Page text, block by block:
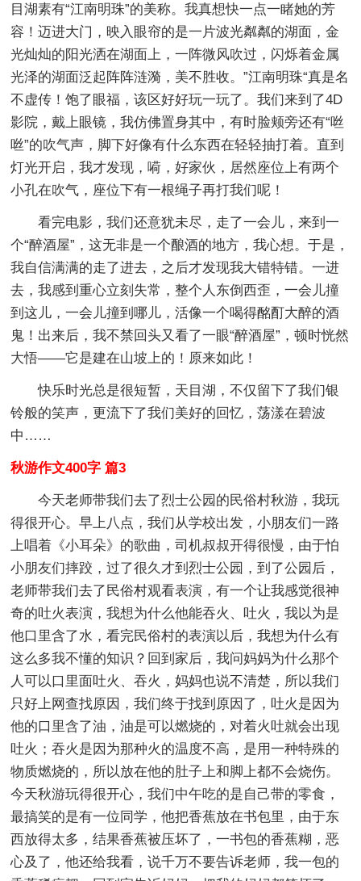
目湖素有“江南明珠”的美称。我真想快一点一睹她的芳
容！迈进大门，映入眼帘的是一片波光粼粼的湖面，金
光灿灿的阳光洒在湖面上，一阵微风吹过，闪烁着金属
光泽的湖面泛起阵阵涟漪，美不胜收。”江南明珠“真是名
不虚传！饱了眼福，该区好好玩一玩了。我们来到了4D
影院，戴上眼镜，我仿佛置身其中，有时脸颊旁还有“咝
咝”的吹气声，脚下好像有什么东西在轻轻抽打着。直到
灯光开启，我才发现，嗬，好家伙，居然座位上有两个
小孔在吹气，座位下有一根绳子再打我们呢！
看完电影，我们还意犹未尽，走了一会儿，来到一
个“醉酒屋”，这无非是一个酿酒的地方，我心想。于是，
我自信满满的走了进去，之后才发现我大错特错。一进
去，我感到重心立刻失常，整个人东倒西歪，一会儿撞
到这儿，一会儿撞到哪儿，活像一个喝得酩酊大醉的酒
鬼！出来后，我不禁回头又看了一眼“醉酒屋”，顿时恍然
大悟——它是建在山坡上的！原来如此！
快乐时光总是很短暂，天目湖，不仅留下了我们银
铃般的笑声，更流下了我们美好的回忆，荡漾在碧波
中……
秋游作文400字 篇3
今天老师带我们去了烈士公园的民俗村秋游，我玩
得很开心。早上八点，我们从学校出发，小朋友们一路
上唱着《小耳朵》的歌曲，司机叔叔开得很慢，由于怕
小朋友们摔跤，过了很久才到烈士公园，到了公园后，
老师带我们去了民俗村观看表演，有一个让我感觉很神
奇的吐火表演，我想为什么他能吞火、吐火，我以为是
他口里含了水，看完民俗村的表演以后，我想为什么有
这么多我不懂的知识？回到家后，我问妈妈为什么那个
人可以口里面吐火、吞火，妈妈也说不清楚，所以我们
只好上网查找原因，我们终于找到原因了，吐火是因为
他的口里含了油，油是可以燃烧的，对着火吐就会出现
吐火；吞火是因为那种火的温度不高，是用一种特殊的
物质燃烧的，所以放在他的肚子上和脚上都不会烧伤。
今天秋游玩得很开心，我们中午吃的是自己带的零食，
最搞笑的是有一位同学，他把香蕉放在书包里，由于东
西放得太多，结果香蕉被压坏了，一书包的香蕉糊，恶
心及了，他还给我看，说千万不要告诉老师，我一包的